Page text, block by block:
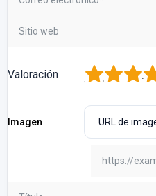
Valoración 4
3
2
Imagen